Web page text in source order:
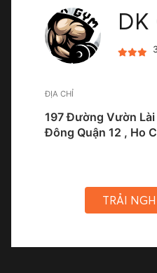
DK
ĐỊA CHỈ
197 Đường Vườn
Đông Quận 12 , Ho
TRẢI